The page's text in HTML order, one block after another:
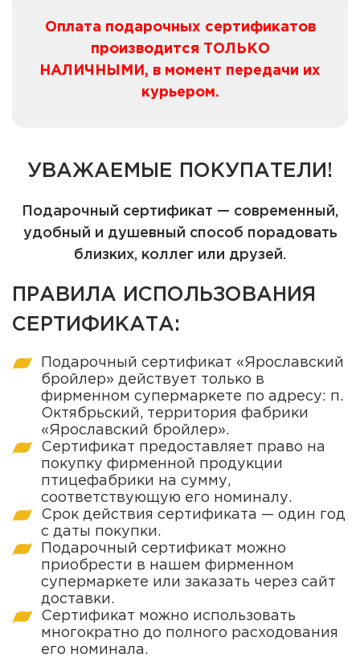
Оплата подарочных сертификатов
производится ТОЛЬКО
НАЛИЧНЫМИ, в момент передачи их
курьером.
УВАЖАЕМЫЕ ПОКУПАТЕЛИ!
Подарочный сертификат — современный,
удобный и душевный способ порадовать
близких, коллег или друзей.
ПРАВИЛА ИСПОЛЬЗОВАНИЯ
СЕРТИФИКАТА:
Подарочный сертификат «Ярославский
бройлер» действует только в
фирменном супермаркете по адресу: п.
Октябрьский, территория фабрики
«Ярославский бройлер».
Сертификат предоставляет право на
покупку фирменной продукции
птицефабрики на сумму,
соответствующую его номиналу.
Срок действия сертификата — один год
с даты покупки.
Подарочный сертификат можно
приобрести в нашем фирменном
супермаркете или заказать через сайт
доставки.
Сертификат можно использовать
многократно до полного расходования
его номинала.